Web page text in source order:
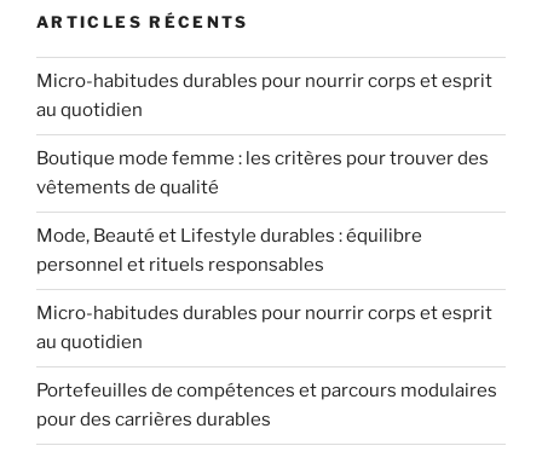
ARTICLES RÉCENTS
Micro-habitudes durables pour nourrir corps et esprit
au quotidien
Boutique mode femme : les critères pour trouver des
vêtements de qualité
Mode, Beauté et Lifestyle durables : équilibre
personnel et rituels responsables
Micro-habitudes durables pour nourrir corps et esprit
au quotidien
Portefeuilles de compétences et parcours modulaires
pour des carrières durables